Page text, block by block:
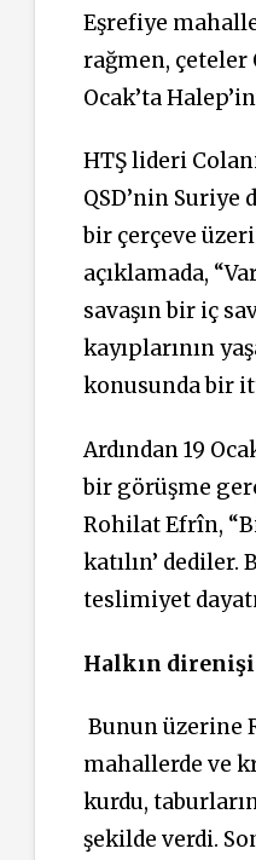
Eşrefiye
rağmen, çeteler
Ocak’ta
HTŞ lideri
QSD’nin
bir çerçeve
açıklamada,
savaşın bir iç
kayıplarının
konusunda bir
Ardından 19
bir görüşme
Rohilat Efrîn,
katılın’
teslimiyet
Halkın
Bunun üzerine
mahallerde ve
kurdu,
şekilde verdi.